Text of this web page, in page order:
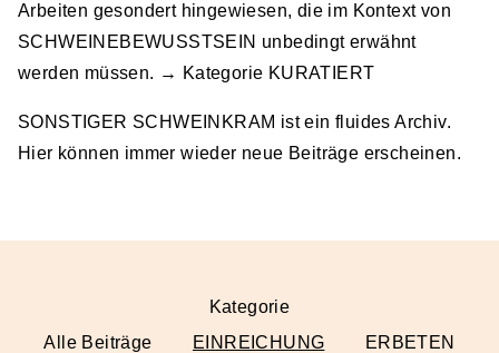
Arbeiten gesondert hingewiesen, die im Kontext von
SCHWEINEBEWUSSTSEIN unbedingt erwähnt
werden müssen. → Kategorie KURATIERT
SONSTIGER SCHWEINKRAM ist ein fluides Archiv.
Hier können immer wieder neue Beiträge erscheinen.
Kategorie
Alle Beiträge
EINREICHUNG ERBETEN